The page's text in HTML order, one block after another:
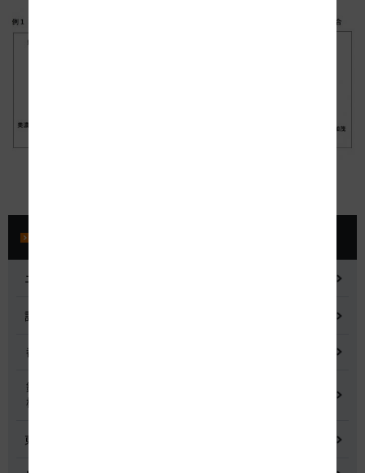
ニュースリリース
記者会見
都市間高速道路料金割引検討会
鋼少数主桁橋の床版下面吹付コンクリートはく離・落下事象調査
検討委員会
東名高速道路宇利トンネル照明灯具落下事象調査検討会